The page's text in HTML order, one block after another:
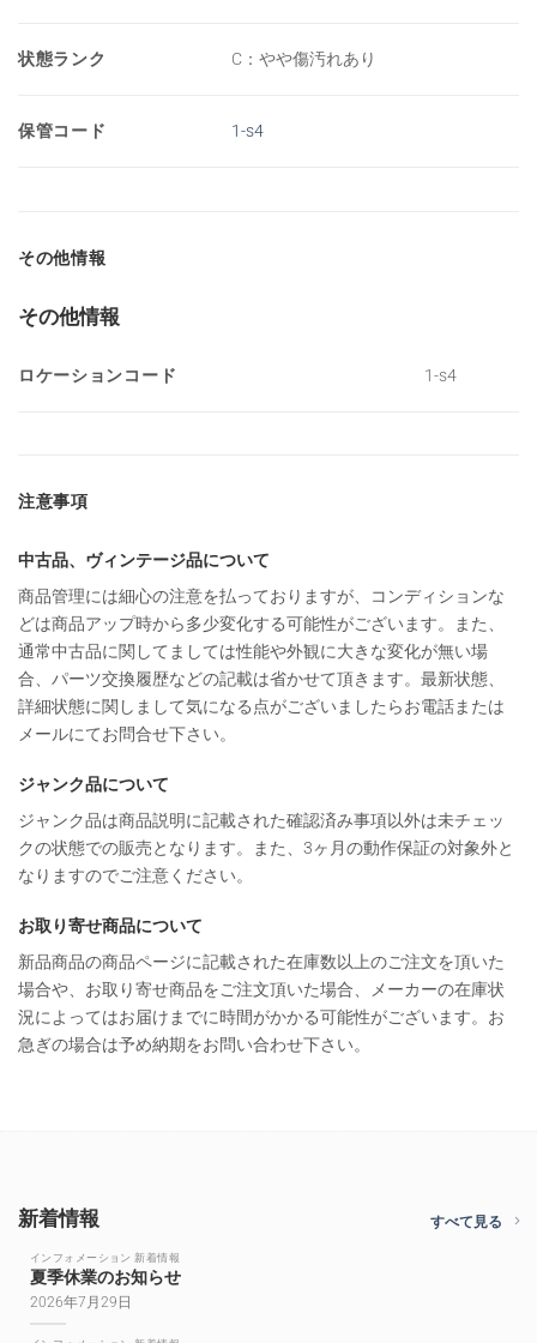
状態ランク C：やや傷汚れあり
保管コード 1-s4
その他情報
その他情報
ロケーションコード 1-s4
注意事項
中古品、ヴィンテージ品について
商品管理には細心の注意を払っておりますが、コンディションな
どは商品アップ時から多少変化する可能性がございます。また、
通常中古品に関してましては性能や外観に大きな変化が無い場
合、パーツ交換履歴などの記載は省かせて頂きます。最新状態、
詳細状態に関しまして気になる点がございましたらお電話または
メールにてお問合せ下さい。
ジャンク品について
ジャンク品は商品説明に記載された確認済み事項以外は未チェッ
クの状態での販売となります。また、3ヶ月の動作保証の対象外と
なりますのでご注意ください。
お取り寄せ商品について
新品商品の商品ページに記載された在庫数以上のご注文を頂いた
場合や、お取り寄せ商品をご注文頂いた場合、メーカーの在庫状
況によってはお届けまでに時間がかかる可能性がございます。お
急ぎの場合は予め納期をお問い合わせ下さい。
新着情報 すべて見る
インフォメーション 新着情報
夏季休業のお知らせ
2026年7月29日